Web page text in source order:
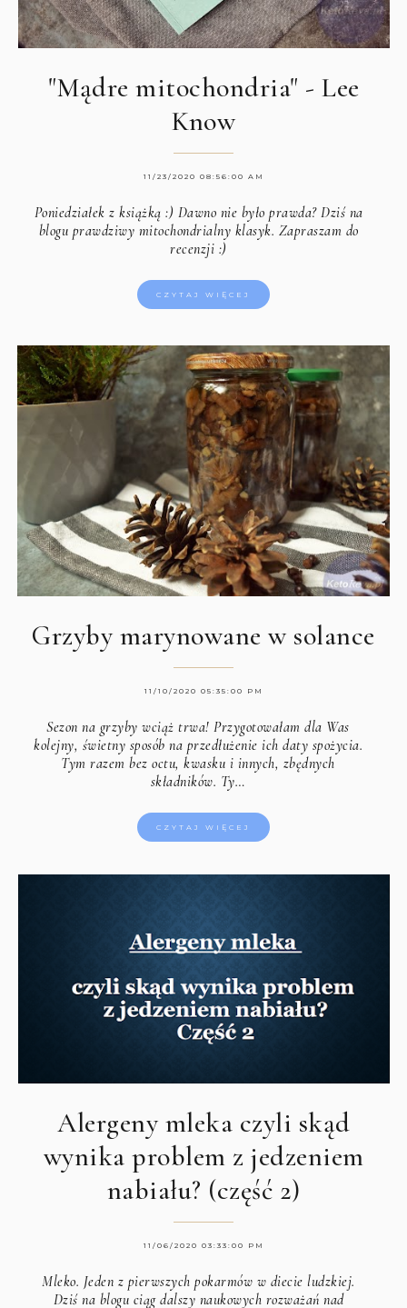
"Mądre mitochondria" - Lee
Know
11/23/2020 08:56:00 AM
Poniedziałek z książką :) Dawno nie było prawda? Dziś na
blogu prawdziwy mitochondrialny klasyk. Zapraszam do
recenzji :)
CZYTAJ WIĘCEJ
Grzyby marynowane w solance
11/10/2020 05:35:00 PM
Sezon na grzyby wciąż trwa! Przygotowałam dla Was
kolejny, świetny sposób na przedłużenie ich daty spożycia.
Tym razem bez octu, kwasku i innych, zbędnych
składników. Ty…
CZYTAJ WIĘCEJ
Alergeny mleka czyli skąd
wynika problem z jedzeniem
nabiału? (część 2)
11/06/2020 03:33:00 PM
Mleko. Jeden z pierwszych pokarmów w diecie ludzkiej.
Dziś na blogu ciąg dalszy naukowych rozważań nad